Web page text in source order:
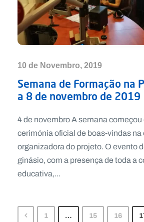
10 de Novembro, 2019
Semana de Formação na
a 8 de novembro de 2019
4 de novembro A semana
cerimónia oficial de boas-vindas na
organizadora do projeto. O evento
ginásio, com a presença de toda a
educativa,...
1 … 15 16